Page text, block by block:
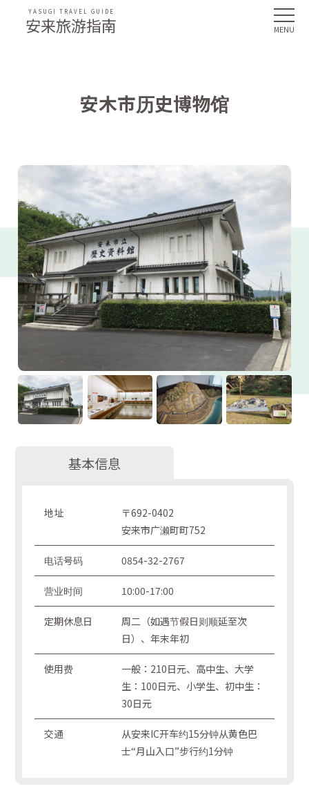
安来旅游指南
YASUGI TRAVEL GUIDE
安木市历史博物馆
基本信息
地址
〒692-0402
安来市广濑町町752
电话号码 0854-32-2767
营业时间 10:00-17:00
定期休息日
周二（如遇节假日则顺延至次
日）、年末年初
使用费
一般：210日元、高中生、大学
生：100日元、小学生、初中生：
30日元
交通
从安来IC开车约15分钟从黄色巴
士“月山入口”步行约1分钟